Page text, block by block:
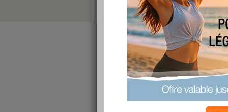
salut à tous ! je recommence demain mon
! je suis très motivée car je sais que ça va
beaucoup d' oeuf mais j'ai fait le plein !! en
vendredi mon fils était malade alors vendredi
doucement sinon ça va faire mal !! j'essaye en
minceur" qui est vendue sur téléshopping
un gout orange en plus une bouteille par jour
nouvelles . ... biz